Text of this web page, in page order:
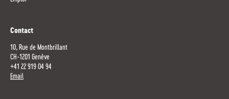
Contact
10, Rue de Montbrillant
CH-1201 Genève
+41 22 919 04 94
Email